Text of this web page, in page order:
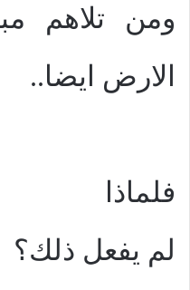
ومن تلاهم
الارض ايضا..
فلماذا
لم يفعل ذلك؟